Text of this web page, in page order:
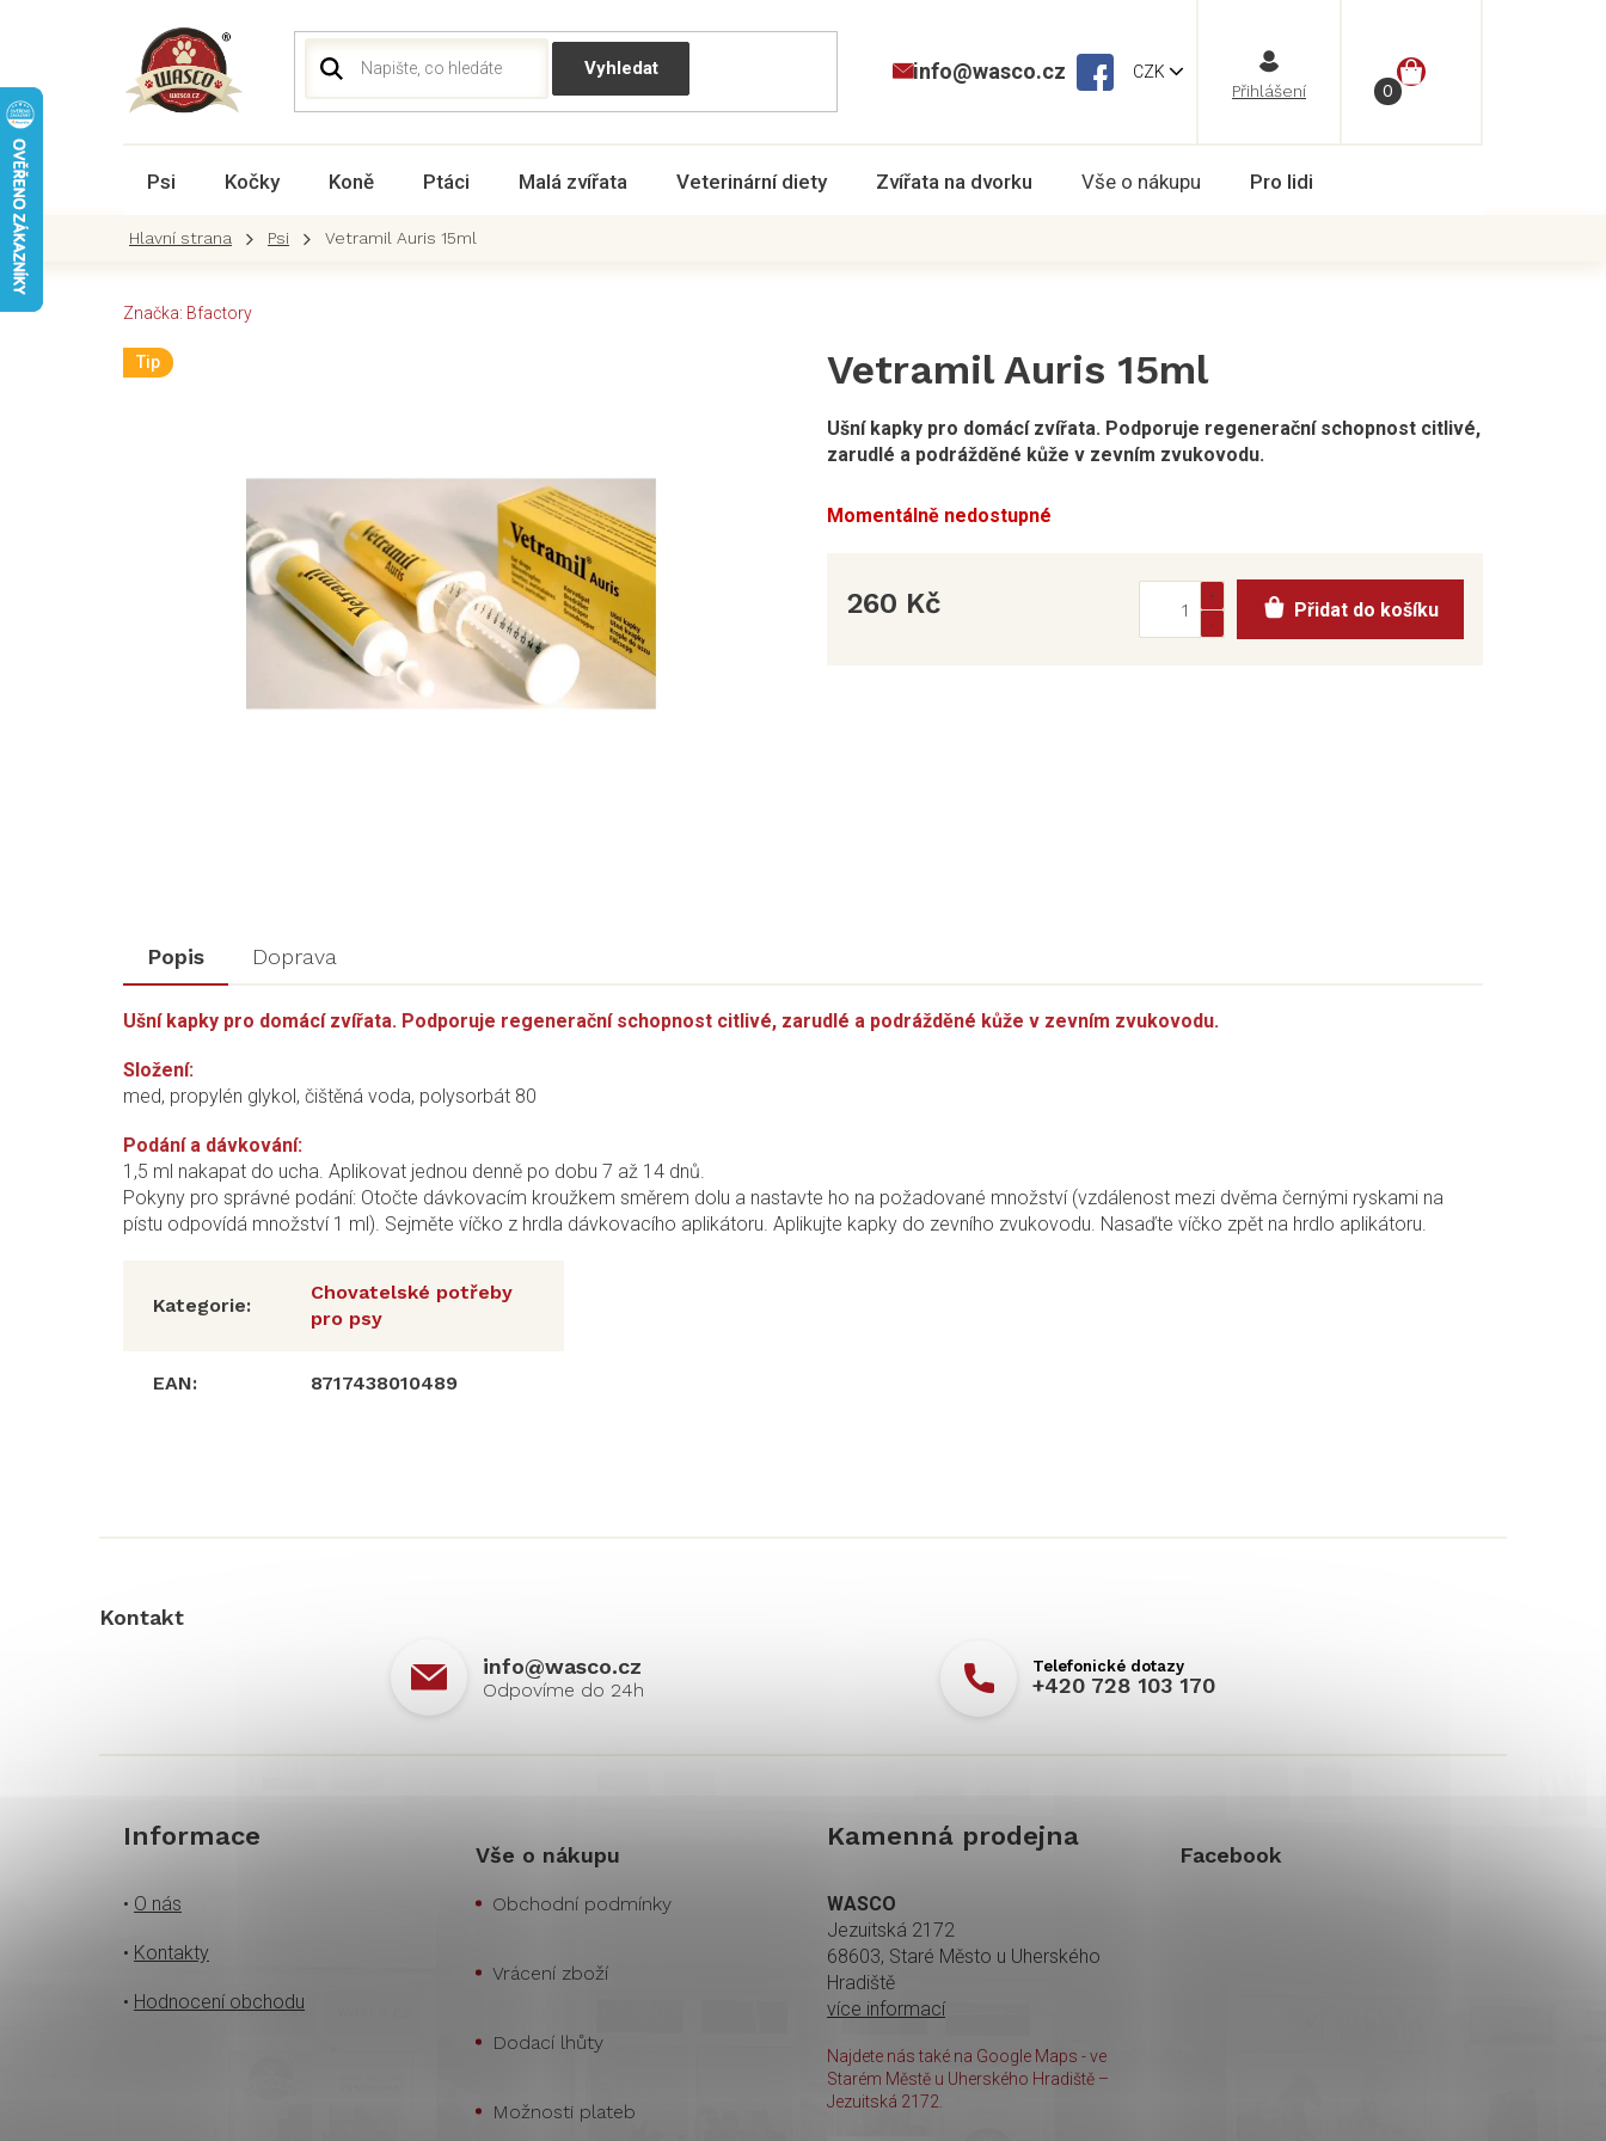
CZK
NÁKUPNÍ
info@wasco.cz
Psi Kočky Koně Ptáci Malá zvířata Veterinární diety Zvířata na dvorku Vše o nákupu Pro lidi
Psi Vetramil Auris 15ml
Značka: Bfactory
Tip
Momentálně nedostupné
Ušní kapky pro domácí zvířata. Podporuje regenerační schopnost citlivé,
zarudlé a podrážděné kůže v zevním zvukovodu.
Vetramil Auris 15ml
260 Kč Přidat do košíku
Popis Doprava
Ušní kapky pro domácí zvířata. Podporuje regenerační schopnost citlivé, zarudlé a podrážděné kůže v zevním zvukovodu.
Složení:
med, propylén glykol, čištěná voda, polysorbát 80
Podání a dávkování:
1,5 ml nakapat do ucha. Aplikovat jednou denně po dobu 7 až 14 dnů.
Pokyny pro správné podání: Otočte dávkovacím kroužkem směrem dolu a nastavte ho na požadované množství (vzdálenost mezi dvěma černými ryskami na
pístu odpovídá množství 1 ml). Sejměte víčko z hrdla dávkovacího aplikátoru. Aplikujte kapky do zevního zvukovodu. Nasaďte víčko zpět na hrdlo aplikátoru.
Kategorie:
Chovatelské potřeby
pro psy
EAN: 8717438010489
Kontakt
info@wasco.cz
+420 728 103 170
Informace
• O nás
• Kontakty
• Hodnocení obchodu
Vše o nákupu
Obchodní podmínky
Vrácení zboží
Dodací lhůty
Možnosti plateb
Kamenná prodejna
WASCO
Jezuitská 2172
68603, Staré Město u Uherského
Hradiště
více informací
Najdete nás také na Google Maps - ve
Starém Městě u Uherského Hradiště –
Jezuitská 2172.
Facebook